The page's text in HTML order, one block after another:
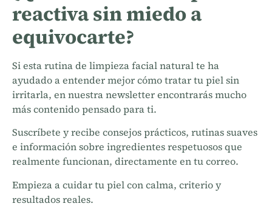
reactiva sin miedo a
equivocarte?
Si esta rutina de limpieza facial natural te ha
ayudado a entender mejor cómo tratar tu piel sin
irritarla, en nuestra newsletter encontrarás mucho
más contenido pensado para ti.
Suscríbete y recibe consejos prácticos, rutinas suaves
e información sobre ingredientes respetuosos que
realmente funcionan, directamente en tu correo.
Empieza a cuidar tu piel con calma, criterio y
resultados reales.